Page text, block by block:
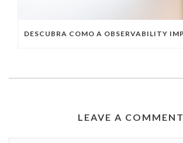
LEAVE A COMMENT